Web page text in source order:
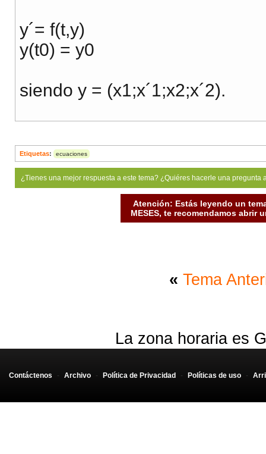
y´= f(t,y)
y(t0) = y0
siendo y = (x1;x´1;x2;x´2).
Etiquetas: ecuaciones
¿Tienes una mejor respuesta a este tema? ¿Quiéres hacerle una
Atención: Estás leyendo un
MESES, te recomendamos abrir
« Tema
La zona horaria es
Contáctenos - Archivo - Política de Privacidad - Políticas de uso -